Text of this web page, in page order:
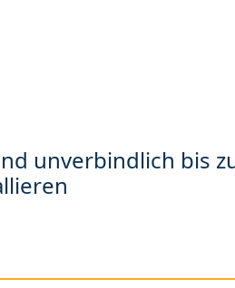
unverbindlich bis